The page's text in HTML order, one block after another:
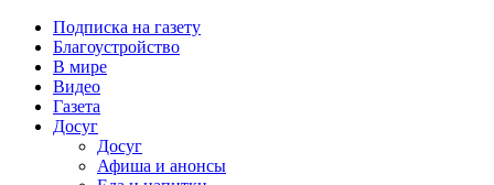
Подписка на газету
Благоустройство
В мире
Видео
Газета
Досуг
Досуг
Афиша и анонсы